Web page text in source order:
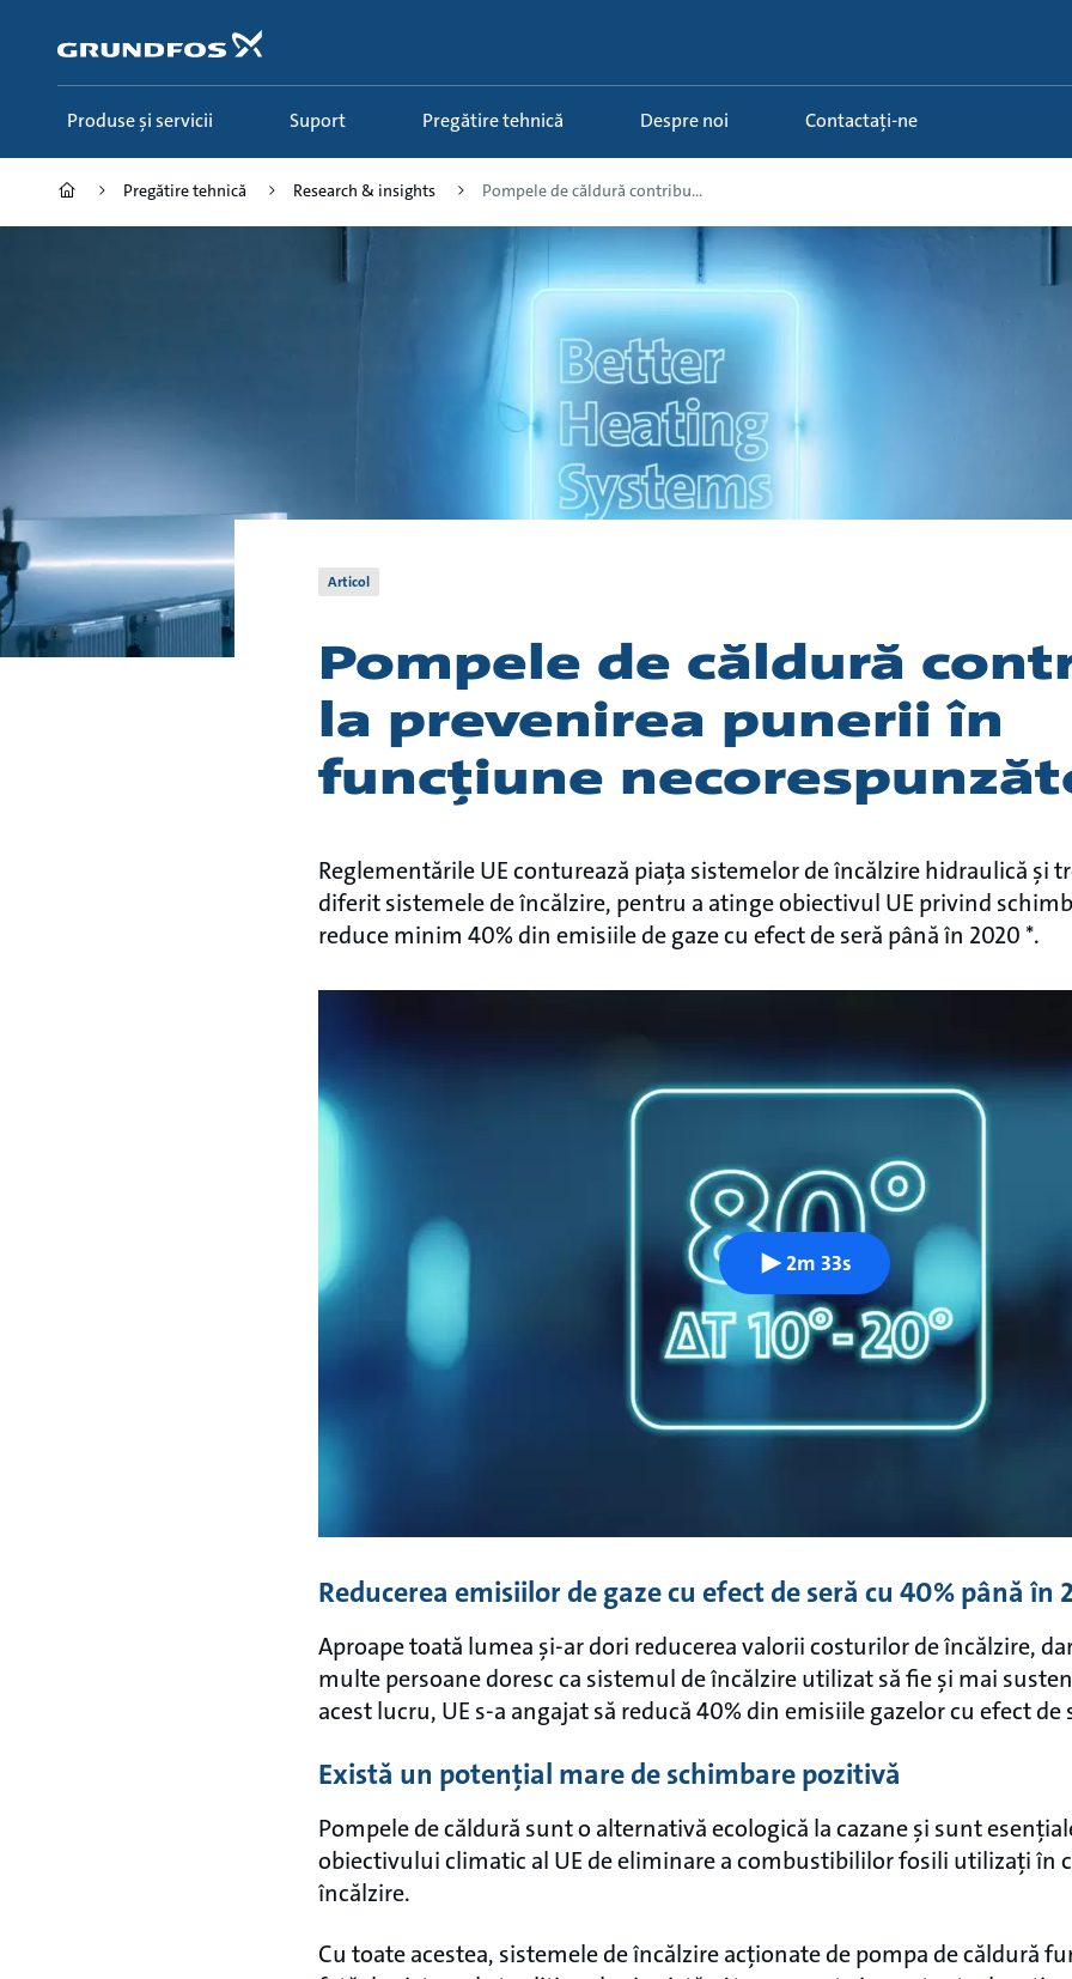
conținutul
principal
Produse și servicii
Suport Pregătire tehnică Despre noi Contactați-ne
Pregătire tehnică Research & insights Pompele de căldură contribu...
Articol
Pompele de căldură
la prevenirea punerii în
funcțiune
Reglementările UE conturează piața sistemelor de încălzire hidraulică și
diferit sistemele de încălzire, pentru a atinge obiectivul UE privind
reduce minim 40% din emisiile de gaze cu efect de seră până în 2020 *.
2m 33s
Reducerea emisiilor de gaze cu efect de seră cu 40% până în
Aproape toată lumea și-ar dori reducerea valorii costurilor de încălzire,
multe persoane doresc ca sistemul de încălzire utilizat să fie și mai
acest lucru, UE s-a angajat să reducă 40% din emisiile gazelor cu efect de
Există un potențial mare de schimbare pozitivă
Pompele de căldură sunt o alternativă ecologică la cazane și sunt
obiectivului climatic al UE de eliminare a combustibililor fosili utilizați în
încălzire.
Cu toate acestea, sistemele de încălzire acționate de pompa de căldură